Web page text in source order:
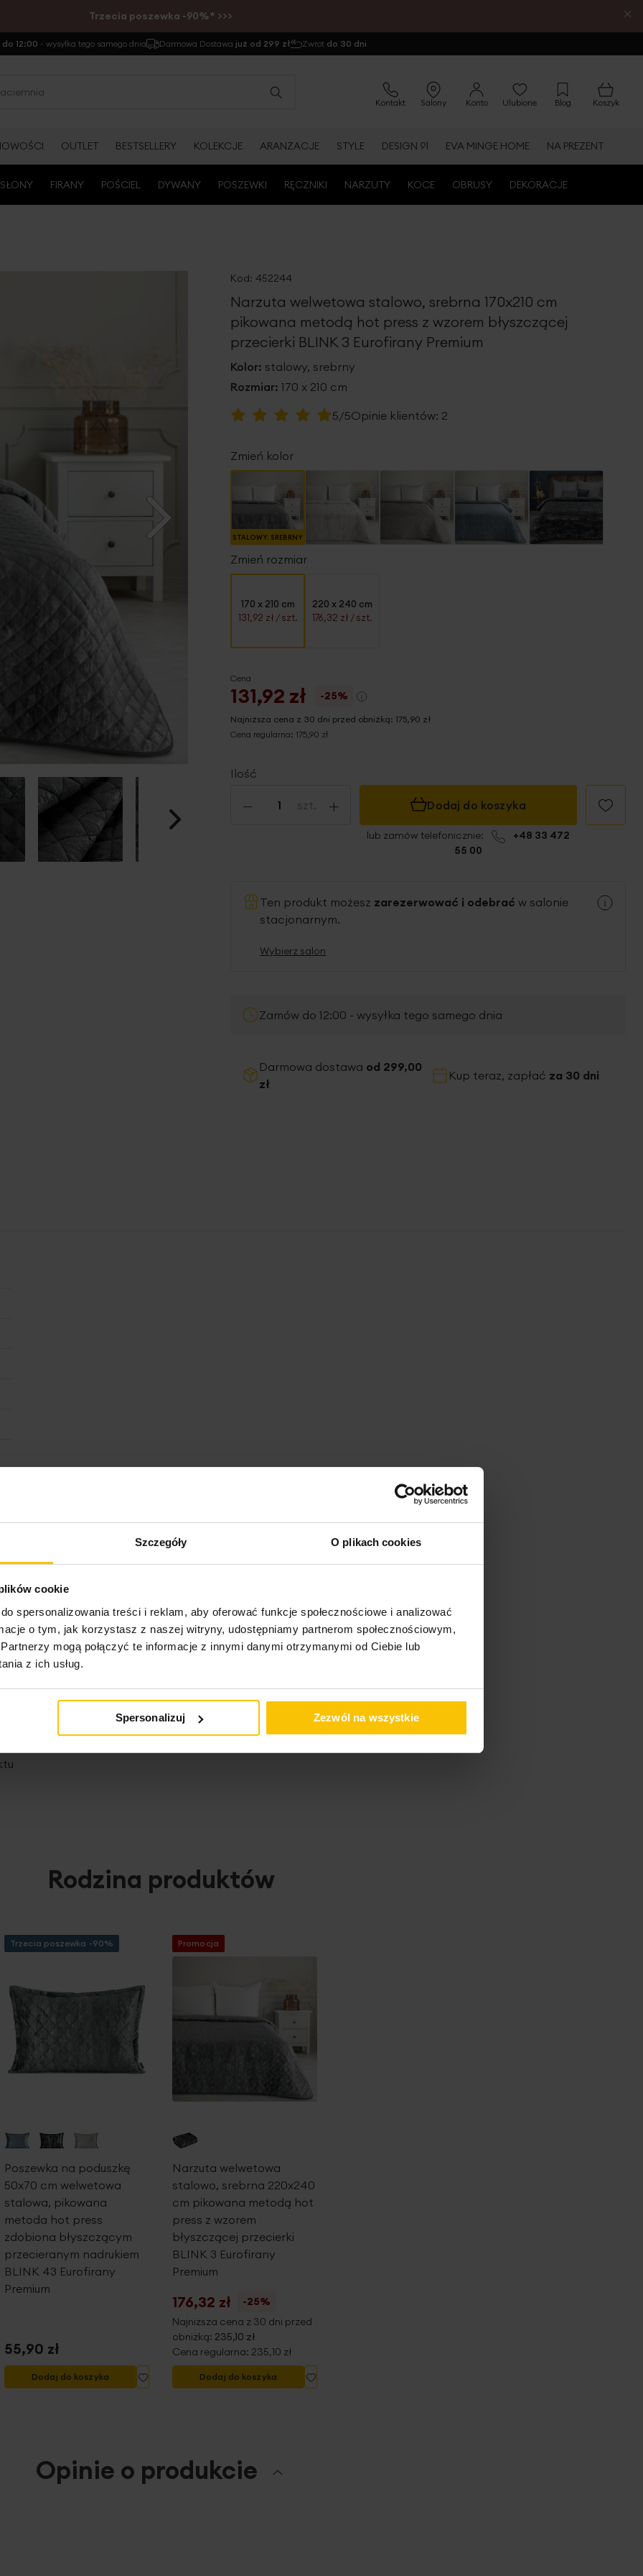
Szczegóły O plikach cookies
cookie
spersonalizowania treści i reklam, aby oferować funkcje społecznościowe i analizować
o tym, jak korzystasz z naszej witryny, udostępniamy partnerom społecznościowym,
mogą połączyć te informacje z innymi danymi otrzymanymi od Ciebie lub
z ich usług.
Spersonalizuj Zezwól na wszystkie
Trzecia poszewka -90%* >>> ×
12:00 - wysyłka tego samego dnia Darmowa Dostawa już od 299 zł Zwrot do 30 dni
Kontakt Salony Konto Ulubione Blog Koszyk
OUTLET BESTSELLERY KOLEKCJE ARANŻACJE STYLE DESIGN 91 EVA MINGE HOME NA PREZENT
FIRANY POŚCIEL DYWANY POSZEWKI RĘCZNIKI NARZUTY KOCE OBRUSY DEKORACJE
Kod: 452244
Narzuta welwetowa stalowo, srebrna 170x210 cm
pikowana metodą hot press z wzorem błyszczącej
przecierki BLINK 3 Eurofirany Premium
Kolor: stalowy, srebrny
Rozmiar: 170 x 210 cm
Ocena:
5/5Opinie klientów: 2
Zmień kolor
STALOWY, SREBRNY
Zmień rozmiar
170 x 210 cm
131,92 zł / szt.
220 x 240 cm
176,32 zł / szt.
Ilość
- szt. +
Cena
131,92 zł -25%
Najniższa cena z 30 dni przed obniżką: 175,90 zł
Cena regularna: 175,90 zł
Dodaj do koszyka
lub zamów telefonicznie:
+48 33 472
55 00
Ten produkt możesz zarezerwować i odebrać w salonie
stacjonarnym.
Wybierz salon
Zamów do 12:00 - wysyłka tego samego dnia
Darmowa dostawa od 299,00
zł
Kup teraz, zapłać za 30 dni
Rodzina produktów
Trzecia poszewka -90%
Poszewka na poduszkę
50x70 cm welwetowa
stalowa, pikowana
metoda hot press
zdobiona błyszczącym
przecieranym nadrukiem
BLINK 43 Eurofirany
Premium
55,90 zł
Dodaj do koszyka
do
Promocja
Narzuta welwetowa
stalowo, srebrna 220x240
cm pikowana metodą hot
press z wzorem
błyszczącej przecierki
BLINK 3 Eurofirany
Premium
176,32 zł
-25%
Najniższa cena z 30 dni przed
obniżką: 235,10 zł
Cena regularna: 235,10 zł
Dodaj do koszyka
do
Opinie o produkcie